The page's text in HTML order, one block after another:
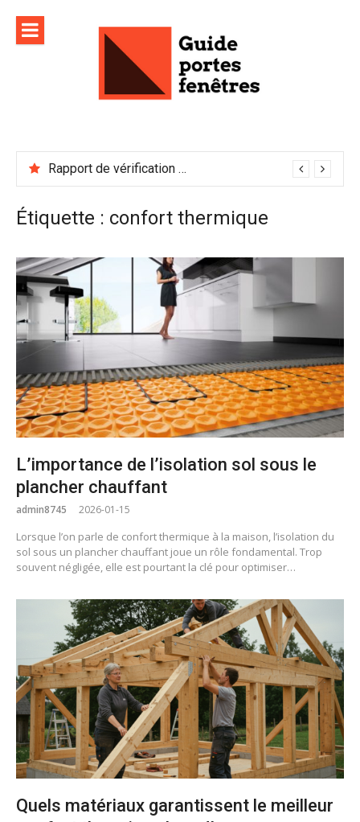
contenu
Rapport de vérification sécurité : à conserver précieusement
Étiquette : confort thermique
L’importance de l’isolation sol sous le
plancher chauffant
admin8745 2026-01-15
Lorsque l’on parle de confort thermique à la maison, l’isolation du
sol sous un plancher chauffant joue un rôle fondamental. Trop
souvent négligée, elle est pourtant la clé pour optimiser…
Quels matériaux garantissent le meilleur